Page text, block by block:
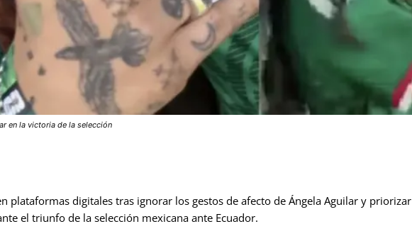
en la victoria de la selección
plataformas digitales tras ignorar los gestos de afecto de Ángela Aguilar y priorizar
el triunfo de la selección mexicana ante Ecuador.